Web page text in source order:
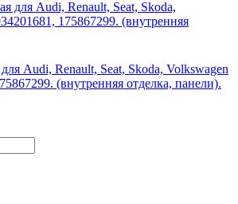
Audi, Renault, Seat, Skoda, Volkswagen
(внутренняя отделка, панели).